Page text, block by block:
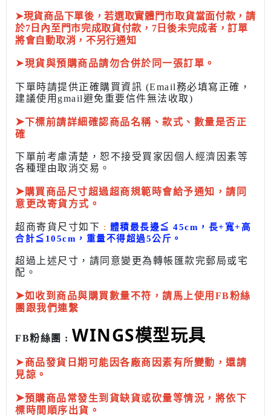
➤現貨商品下單後，若選取實體門市取貨當面付款，請
於7日內至門市完成取貨付款，7日後未完成者，訂單
將會自動取消，不另行通知
➤現貨與預購商品請勿合併於同一張訂單。
下單時請提供正確購買資訊 (Email務必填寫正確，
建議使用gmail避免重要信件無法收取)
➤下標前請詳細確認商品名稱、款式、數量是否正
確
下單前考慮清楚，恕不接受買家因個人經濟因素等
各種理由取消交易。
➤購買商品尺寸超過超商規範時會給予通知，請同
意更改寄貨方式。
超商寄貨尺寸如下 : 體積最長邊≦ 45cm，長+寬+高
合計≦ 105cm， 重量不得超過5公斤 。
超過上述尺寸，請同意變更為轉帳匯款完郵局或宅
配 。
➤如收到商品與購買數量不符，請馬上使用FB粉絲
團跟我們連繫
FB粉絲團 : WINGS模型玩具
➤商品發貨日期可能因各廠商因素有所變動，還請
見諒。
➤預購商品常發生到貨缺貨或砍量等情況，將依下
標時間順序出貨。